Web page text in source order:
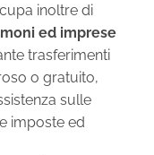
inoltre di
ed imprese
trasferimenti
o gratuito,
sulle
imposte ed